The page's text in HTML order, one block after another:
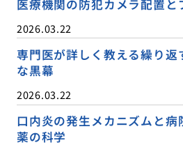
医療機関の防犯カメラ配置と
2026.03.22
専門医が詳しく教える繰り
な黒幕
2026.03.22
口内炎の発生メカニズムと
薬の科学